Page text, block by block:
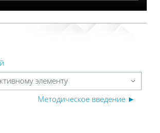
элементу
Методическое введение ►